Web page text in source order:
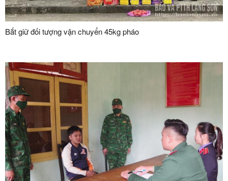
Bắt giữ đối tượng vận chuyển 45kg pháo